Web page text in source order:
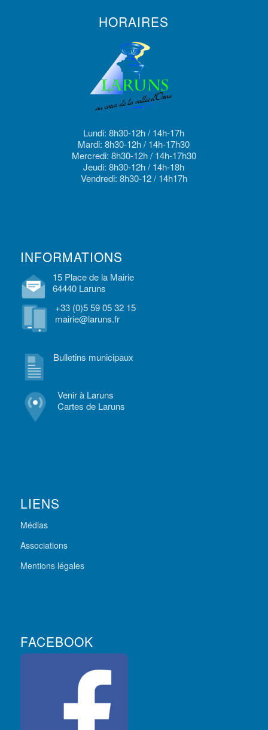
HORAIRES
Lundi: 8h30-12h / 14h-17h
Mardi: 8h30-12h / 14h-17h30
Mercredi: 8h30-12h / 14h-17h30
Jeudi: 8h30-12h / 14h-18h
Vendredi: 8h30-12 / 14h17h
INFORMATIONS
15 Place de la Mairie
64440 Laruns
+33 (0)5 59 05 32 15
mairie@laruns.fr
Bulletins municipaux
Venir à Laruns
Cartes de Laruns
LIENS
Médias
Associations
Mentions légales
FACEBOOK